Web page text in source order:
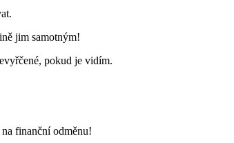
jim samotným!
pokud je vidím.
finanční odměnu!